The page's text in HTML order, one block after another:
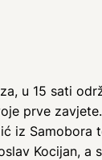
u 15 sati
prve
iz Samobora
Kocijan, a